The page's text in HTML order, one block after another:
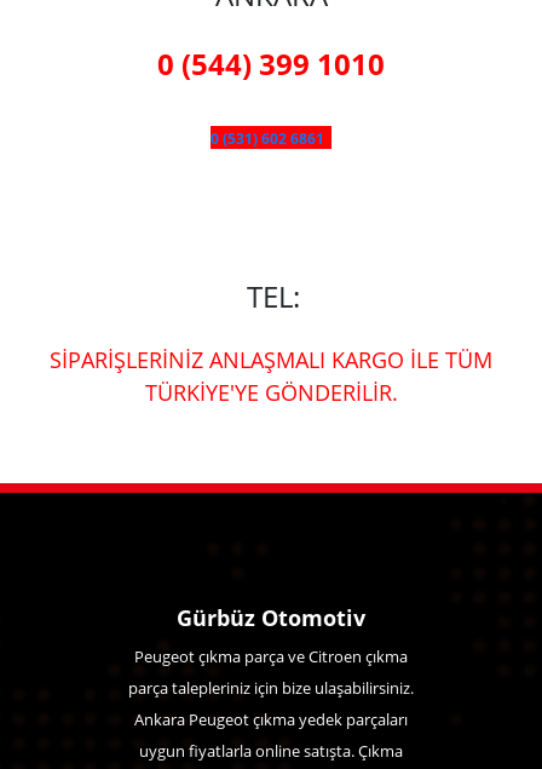
0 (544) 399 1010
0 (531) 602 6861
TEL:
SİPARİŞLERİNİZ ANLAŞMALI KARGO İLE TÜM
TÜRKİYE'YE GÖNDERİLİR.
Gürbüz Otomotiv
Peugeot çıkma parça ve Citroen çıkma
parça talepleriniz için bize ulaşabilirsiniz.
Ankara Peugeot çıkma yedek parçaları
uygun fiyatlarla online satışta. Çıkma